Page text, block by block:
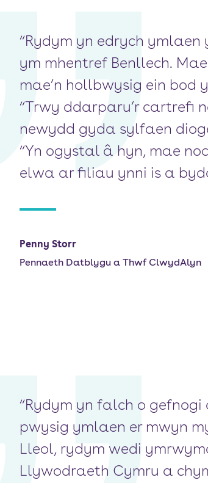
“Rydym yn edrych
ym mhentref Benllech.
mae’n hollbwysig ein bod
“Trwy ddarparu’r cartrefi
newydd gyda sylfaen
“Yn ogystal â hyn, mae
elwa ar filiau ynni is a
Penny Storr
Pennaeth Datblygu a Thwf ClwydAlyn
“Rydym yn falch o
pwysig ymlaen er mwyn
Lleol, rydym wedi
Llywodraeth Cymru a